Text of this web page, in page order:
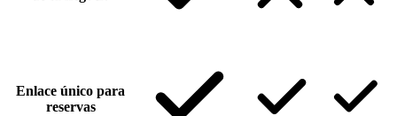
Enlace único para
reservas